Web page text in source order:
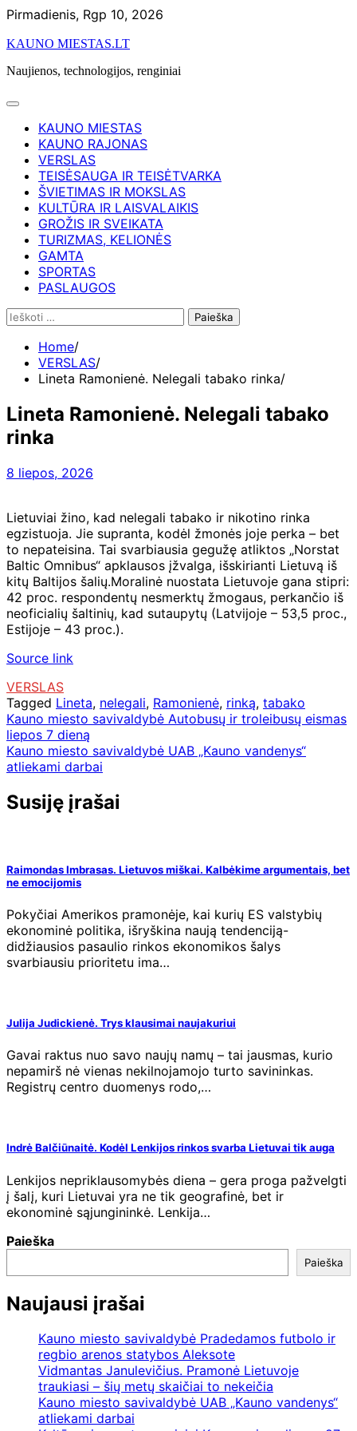
Skip
content
Pirmadienis, Rgp 10, 2026
KAUNO MIESTAS.LT
Naujienos, technologijos, renginiai
KAUNO MIESTAS
KAUNO RAJONAS
VERSLAS
TEISĖSAUGA IR TEISĖTVARKA
ŠVIETIMAS IR MOKSLAS
KULTŪRA IR LAISVALAIKIS
GROŽIS IR SVEIKATA
TURIZMAS, KELIONĖS
GAMTA
SPORTAS
PASLAUGOS
Ieškoti:
Home
VERSLAS
Lineta Ramonienė. Nelegali tabako rinka
Lineta Ramonienė. Nelegali tabako
rinka
8 liepos, 2026
Lietuviai žino, kad nelegali tabako ir nikotino rinka
egzistuoja. Jie supranta, kodėl žmonės joje perka – bet
to nepateisina. Tai svarbiausia gegužę atliktos „Norstat
Baltic Omnibus“ apklausos įžvalga, išskirianti Lietuvą iš
kitų Baltijos šalių.Moralinė nuostata Lietuvoje gana stipri:
42 proc. respondentų nesmerktų žmogaus, perkančio iš
neoficialių šaltinių, kad sutaupytų (Latvijoje – 53,5 proc.,
Estijoje – 43 proc.).
Source link
VERSLAS
Tagged Lineta, nelegali, Ramonienė, rinką, tabako
Navigacija
tarp
įrašų
Kauno miesto savivaldybė Autobusų ir troleibusų eismas
liepos 7 dieną
Kauno miesto savivaldybė UAB „Kauno vandenys“
atliekami darbai
Susiję įrašai
Raimondas Imbrasas. Lietuvos miškai. Kalbėkime argumentais, bet
ne emocijomis
Pokyčiai Amerikos pramonėje, kai kurių ES valstybių
ekonominė politika, išryškina naują tendenciją-
didžiausios pasaulio rinkos ekonomikos šalys
svarbiausiu prioritetu ima…
Julija Judickienė. Trys klausimai naujakuriui
Gavai raktus nuo savo naujų namų – tai jausmas, kurio
nepamirš nė vienas nekilnojamojo turto savininkas.
Registrų centro duomenys rodo,…
Indrė Balčiūnaitė. Kodėl Lenkijos rinkos svarba Lietuvai tik auga
Lenkijos nepriklausomybės diena – gera proga pažvelgti
į šalį, kuri Lietuvai yra ne tik geografinė, bet ir
ekonominė sąjungininkė. Lenkija…
Paieška
Paieška
Naujausi įrašai
Kauno miesto savivaldybė Pradedamos futbolo ir
regbio arenos statybos Aleksote
Vidmantas Janulevičius. Pramonė Lietuvoje
traukiasi – šių metų skaičiai to nekeičia
Kauno miesto savivaldybė UAB „Kauno vandenys“
atliekami darbai